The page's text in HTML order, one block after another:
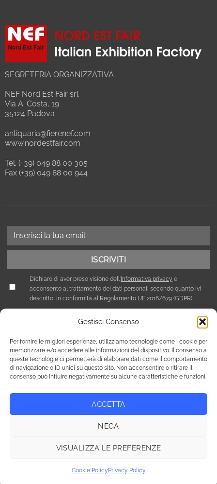
Gestisci Consenso
Per fornire le migliori esperienze, utilizziamo tecnologie come i cookie per
memorizzare e/o accedere alle informazioni del dispositivo. Il consenso a
queste tecnologie ci permetterà di elaborare dati come il comportamento
di navigazione o ID unici su questo sito. Non acconsentire o ritirare il
consenso può influire negativamente su alcune caratteristiche e funzioni.
ACCETTA
NEGA
VISUALIZZA LE PREFERENZE
Cookie Policy Privacy Policy
SEGRETERIA ORGANIZZATIVA
NEF Nord Est Fair srl
Via A. Costa, 19
35124 Padova
antiquaria@fierenef.com
www.nordestfair.com
Tel. (+39) 049 88 00 305
Fax (+39) 049 88 00 944
Dichiaro di aver preso visione dell'Informativa privacy e
acconsento al trattamento dei dati personali secondo quanto ivi
descritto, in conformità al Regolamento UE 2016/679 (GDPR).
Privacy Policy Cookie Policy (UE)
Copyright 2026 © Tutti i diritti riservati / NEF Nord Est Fair srl ,
fax +39 049 8800944 - email: giulia@fierenef.com / p.iva & c.f.